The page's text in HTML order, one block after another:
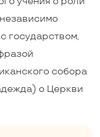
государством,
собора
о Церкви